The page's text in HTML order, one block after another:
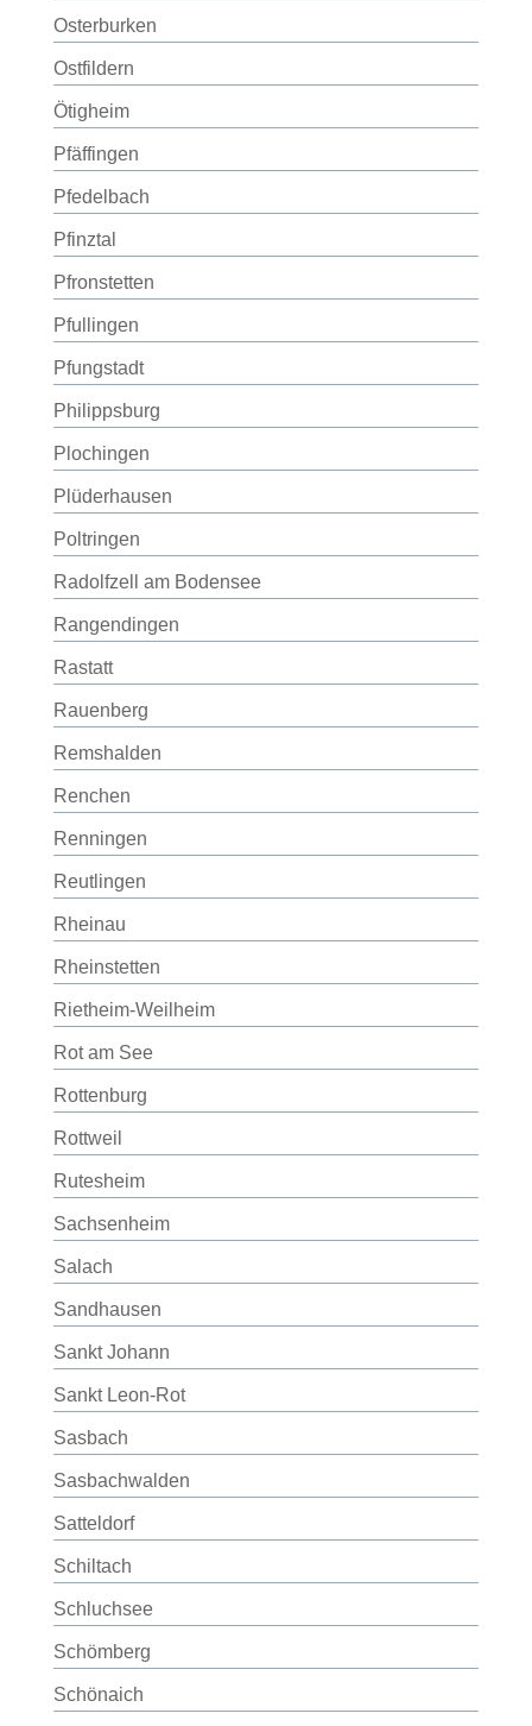
Osterburken
Ostfildern
Ötigheim
Pfäffingen
Pfedelbach
Pfinztal
Pfronstetten
Pfullingen
Pfungstadt
Philippsburg
Plochingen
Plüderhausen
Poltringen
Radolfzell am Bodensee
Rangendingen
Rastatt
Rauenberg
Remshalden
Renchen
Renningen
Reutlingen
Rheinau
Rheinstetten
Rietheim-Weilheim
Rot am See
Rottenburg
Rottweil
Rutesheim
Sachsenheim
Salach
Sandhausen
Sankt Johann
Sankt Leon-Rot
Sasbach
Sasbachwalden
Satteldorf
Schiltach
Schluchsee
Schömberg
Schönaich